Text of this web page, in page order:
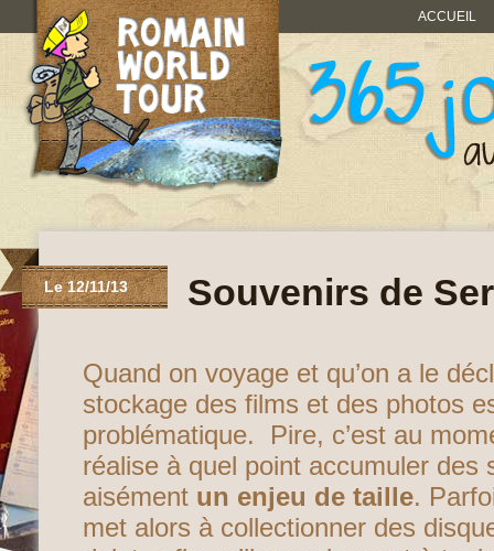
ACCUEIL
Le 12/11/13 Souvenirs de
Quand on voyage et qu’on a le
stockage des films et des photos
problématique. Pire, c’est au
réalise à quel point accumuler des
aisément un enjeu de taille.
met alors à collectionner des